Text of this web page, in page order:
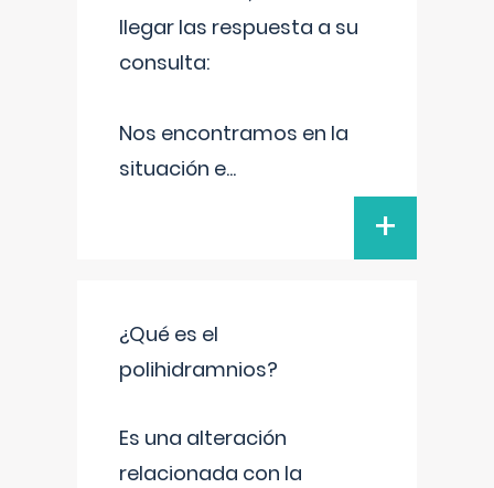
llegar las respuesta a su
consulta:
Nos encontramos en la
situación e...
+
¿Qué es el
polihidramnios?
Es una alteración
relacionada con la